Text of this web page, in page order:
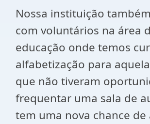
Nossa instituição
com voluntários na área
educação onde temos
alfabetização para
que não tiveram
frequentar uma sala de
tem uma nova chance